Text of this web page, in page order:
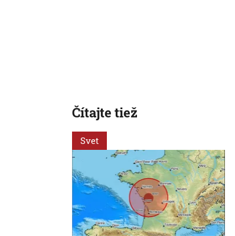
Čítajte tiež
Svet